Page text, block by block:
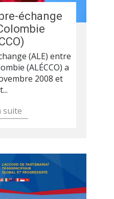
échange
(ALE) entre
(ALÉCCO) a
2008 et
suite